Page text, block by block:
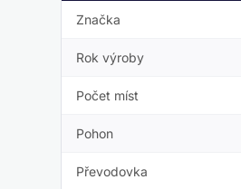
Značka
Rok výroby
Počet míst
Pohon
Převodovka